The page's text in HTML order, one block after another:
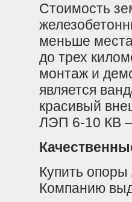
Стоимость
меньше
до трех
монтаж и
является
красивый
ЛЭП 6-10 КВ –
Купить
Компанию